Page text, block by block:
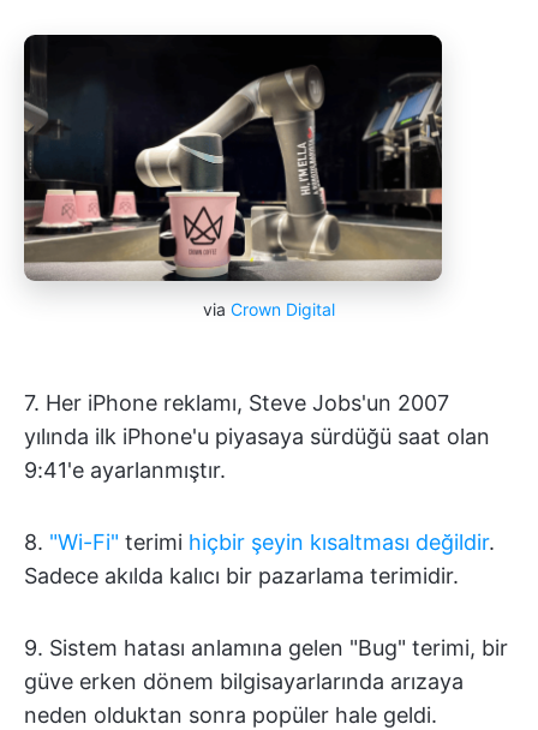
via Crown Digital
7. Her iPhone reklamı, Steve Jobs'un 2007
yılında ilk iPhone'u piyasaya sürdüğü saat olan
9:41'e ayarlanmıştır.
8. "Wi-Fi" terimi hiçbir şeyin kısaltması değildir.
Sadece akılda kalıcı bir pazarlama terimidir.
9. Sistem hatası anlamına gelen "Bug" terimi, bir
güve erken dönem bilgisayarlarında arızaya
neden olduktan sonra popüler hale geldi.